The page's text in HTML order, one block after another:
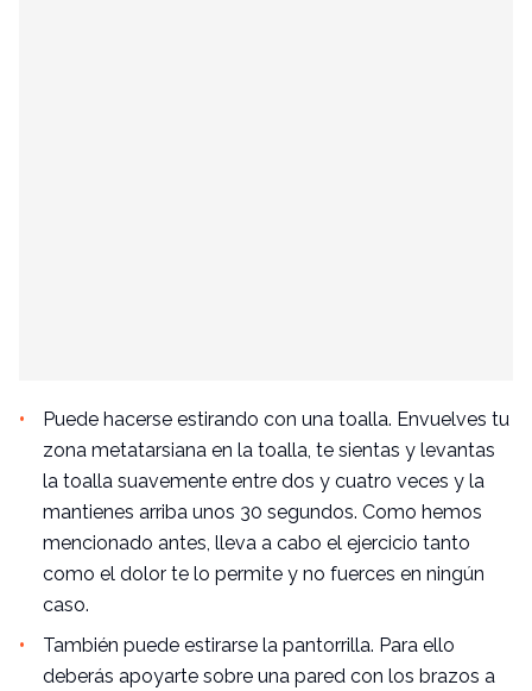
Puede hacerse estirando con una toalla. Envuelves tu
zona metatarsiana en la toalla, te sientas y levantas
la toalla suavemente entre dos y cuatro veces y la
mantienes arriba unos 30 segundos. Como hemos
mencionado antes, lleva a cabo el ejercicio tanto
como el dolor te lo permite y no fuerces en ningún
caso.
También puede estirarse la pantorrilla. Para ello
deberás apoyarte sobre una pared con los brazos a